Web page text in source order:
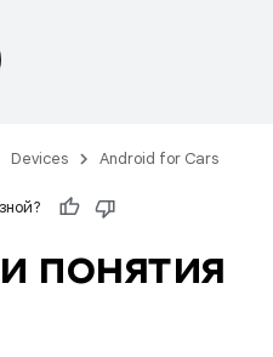
Devices Android for Cars
понятия